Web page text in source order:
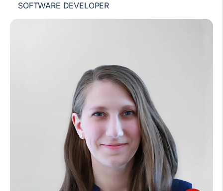
SOFTWARE DEVELOPER